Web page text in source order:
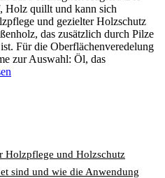
Holz quillt und kann sich
und gezielter Holzschutz
das zusätzlich durch Pilze
Für die Oberflächenveredelung
zur Auswahl: Öl, das
Holzpflege und Holzschutz
sind und wie die Anwendung